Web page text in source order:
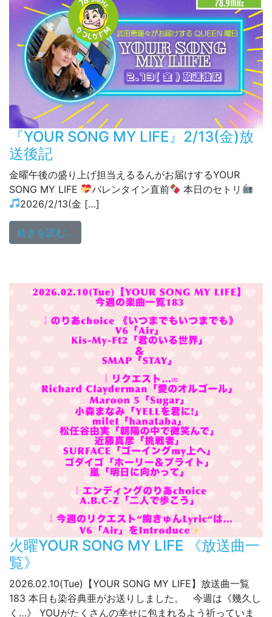
『YOUR SONG MY LIFE』2/13(金)放
送後記
金曜午後の盛り上げ担当えるるんがお届けするYOUR
SONG MY LIFE
バレンタイン直前
本日のセトリ
2026/2/13(金 […]
続きを読む…
火曜YOUR SONG MY LIFE 《放送曲一
覧》
2026.02.10(Tue)【YOUR SONG MY LIFE】放送曲一覧
183 本日も染谷典亜がお送りしました。 今週は《幾久し
く…》 YOUがたくさんの幸せに包まれるよう祈っていま